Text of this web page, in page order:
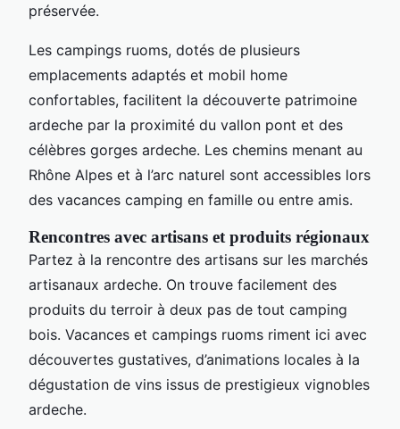
préservée.
Les campings ruoms, dotés de plusieurs
emplacements adaptés et mobil home
confortables, facilitent la découverte patrimoine
ardeche par la proximité du vallon pont et des
célèbres gorges ardeche. Les chemins menant au
Rhône Alpes et à l’arc naturel sont accessibles lors
des vacances camping en famille ou entre amis.
Rencontres avec artisans et produits régionaux
Partez à la rencontre des artisans sur les marchés
artisanaux ardeche. On trouve facilement des
produits du terroir à deux pas de tout camping
bois. Vacances et campings ruoms riment ici avec
découvertes gustatives, d’animations locales à la
dégustation de vins issus de prestigieux vignobles
ardeche.